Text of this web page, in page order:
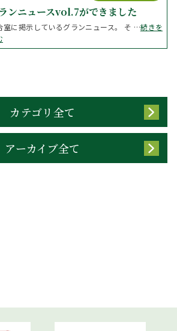
ンニュースvol.7ができました
室に掲示しているグランニュース。 そ …続きを
カテゴリ全て
アーカイブ全て